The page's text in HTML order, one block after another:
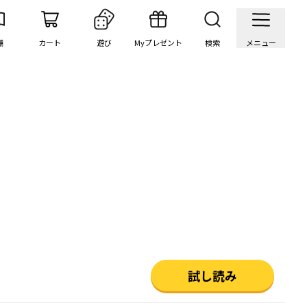
カート 遊び Myプレゼント 検索 メニュー
試し読み